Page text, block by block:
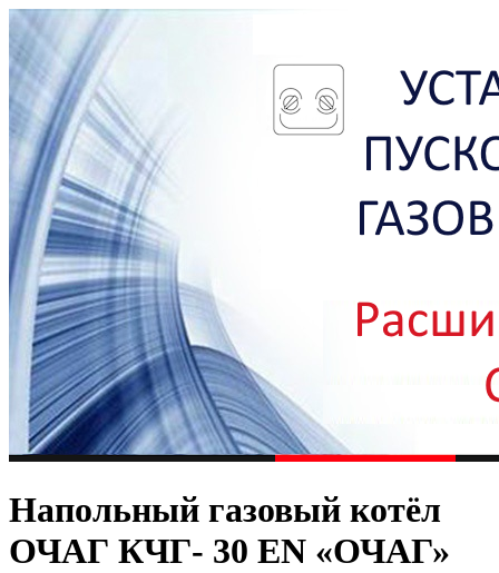
Напольный газовый котёл
ОЧАГ КЧГ- 30 EN «ОЧАГ»